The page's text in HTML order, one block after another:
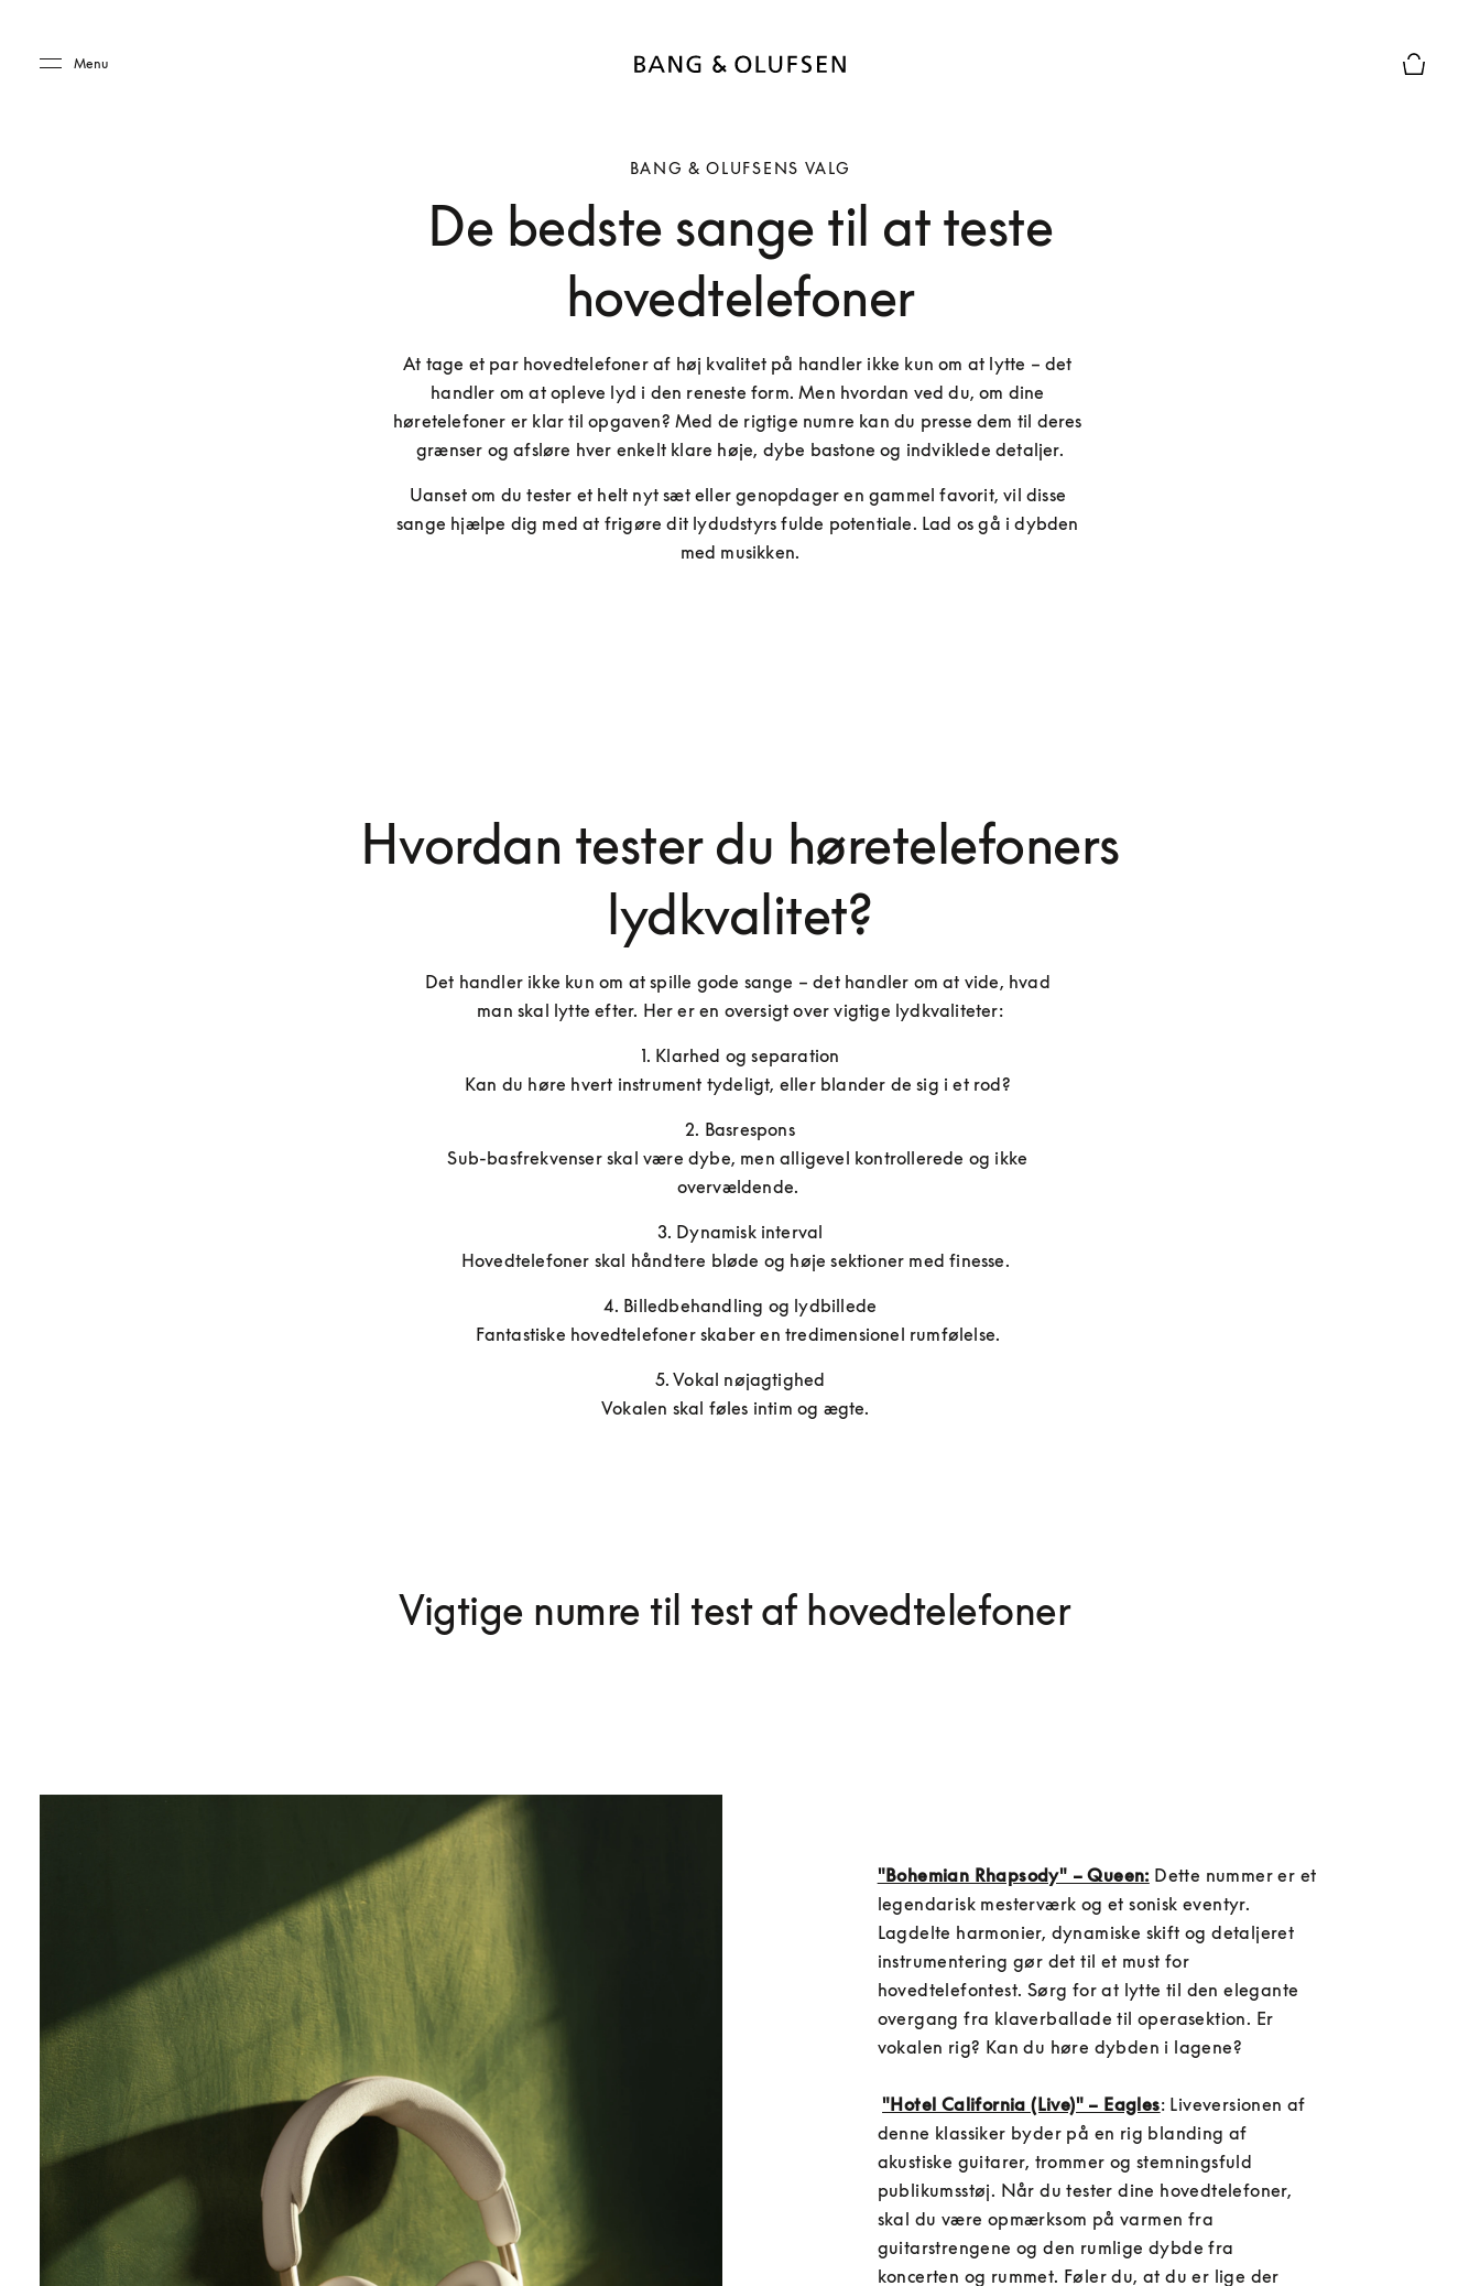
Menu
BANG & OLUFSENS VALG
De bedste sange til at teste
hovedtelefoner
At tage et par hovedtelefoner af høj kvalitet på handler ikke kun om at lytte – det
handler om at opleve lyd i den reneste form. Men hvordan ved du, om dine
høretelefoner er klar til opgaven? Med de rigtige numre kan du presse dem til deres
grænser og afsløre hver enkelt klare høje, dybe bastone og indviklede detaljer.
Uanset om du tester et helt nyt sæt eller genopdager en gammel favorit, vil disse
sange hjælpe dig med at frigøre dit lydudstyrs fulde potentiale. Lad os gå i dybden
med musikken.
Hvordan tester du høretelefoners
lydkvalitet?
Det handler ikke kun om at spille gode sange – det handler om at vide, hvad
man skal lytte efter. Her er en oversigt over vigtige lydkvaliteter:
1. Klarhed og separation
Kan du høre hvert instrument tydeligt, eller blander de sig i et rod?
2. Basrespons
Sub-basfrekvenser skal være dybe, men alligevel kontrollerede og ikke
overvældende.
3. Dynamisk interval
Hovedtelefoner skal håndtere bløde og høje sektioner med finesse.
4. Billedbehandling og lydbillede
Fantastiske hovedtelefoner skaber en tredimensionel rumfølelse.
5. Vokal nøjagtighed
Vokalen skal føles intim og ægte.
Vigtige numre til test af hovedtelefoner
"Bohemian Rhapsody" – Queen: Dette nummer er et
legendarisk mesterværk og et sonisk eventyr.
Lagdelte harmonier, dynamiske skift og detaljeret
instrumentering gør det til et must for
hovedtelefontest. Sørg for at lytte til den elegante
overgang fra klaverballade til operasektion. Er
vokalen rig? Kan du høre dybden i lagene?
"Hotel California (Live)" – Eagles: Liveversionen af ​​
denne klassiker byder på en rig blanding af
akustiske guitarer, trommer og stemningsfuld
publikumsstøj. Når du tester dine hovedtelefoner,
skal du være opmærksom på varmen fra
guitarstrengene og den rumlige dybde fra
koncerten og rummet. Føler du, at du er lige der